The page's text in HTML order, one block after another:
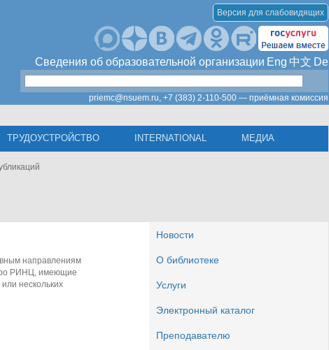
Версия для слабовидящих
Сведения об образовательной организации Eng 中文 De
priemc@nsuem.ru, +7 (383) 2-110-500 — приёмная комиссия
ТРУДОУСТРОЙСТВО INTERNATIONAL МЕДИА
Новости
О библиотеке
Услуги
Электронный каталог
Преподавателю
направлениям
РИНЦ, имеющие
нескольких